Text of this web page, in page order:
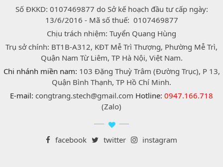
Số ĐKKD: 0107469877 do Sở kế hoạch đầu tư cấp ngày:
13/6/2016 - Mã số thuế: 0107469877
Chịu trách nhiệm: Tuyển Quang Hùng
Trụ sở chính: BT1B-A312, KĐT Mễ Trì Thượng, Phường Mễ Trì,
Quận Nam Từ Liêm, TP Hà Nội, Việt Nam.
Chi nhánh miền nam: 103 Đặng Thuỳ Trâm (Đường Trục), P 13,
Quận Bình Thạnh, TP Hồ Chí Minh.
E-mail: congtrang.stech@gmail.com Hotline: 0947.166.718
(Zalo)
facebook twitter instagram